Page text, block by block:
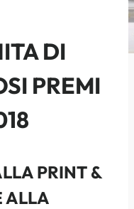
DI
PREMI
PRINT &
ALLA